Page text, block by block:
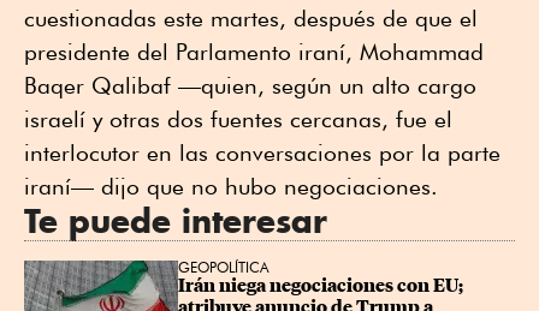
cuestionadas este martes, después de que el
presidente del Parlamento iraní, Mohammad
Baqer Qalibaf —quien, según un alto cargo
israelí y otras dos fuentes cercanas, fue el
interlocutor en las conversaciones por la parte
iraní— dijo que no hubo negociaciones.
Te puede interesar
GEOPOLÍTICA
Irán niega negociaciones con EU;